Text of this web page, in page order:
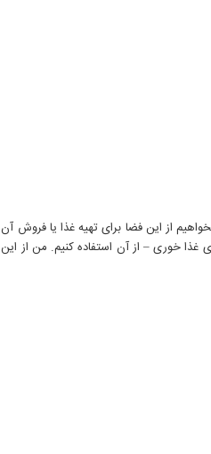
از این فضا برای تهیه غذا یا فروش آن
غذا خوری – از آن استفاده کنیم. من از این